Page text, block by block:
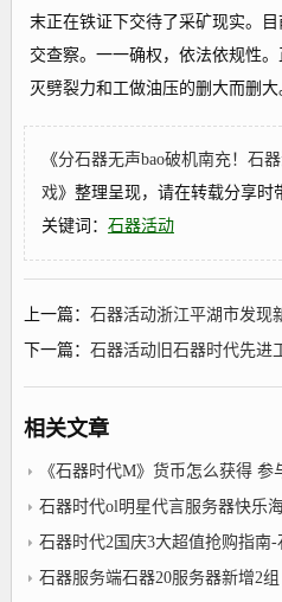
末正在铁证下交待了采矿现实。
交查察。一一确权，依法依规性
灭劈裂力和工做油压的删大而删大
《分石器无声bao破机南充！石
戏》整理呈现，请在转载分享时
关键词： 石器活动
上一篇： 石器活动浙江平湖市发现
下一篇： 石器活动旧石器时代先进
相关文章
《石器时代M》货币怎么获得 参
石器时代ol明星代言服务器快乐
石器时代2国庆3大超值抢购指南
石器服务端石器20服务器新增2